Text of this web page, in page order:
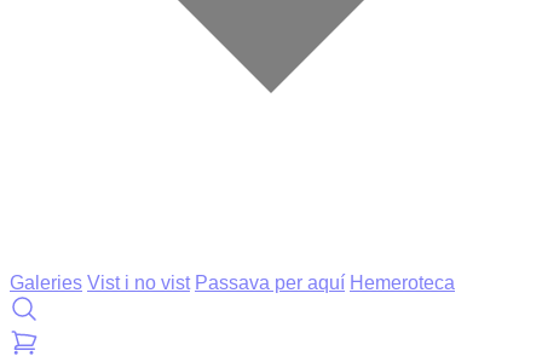
Galeries Vist i no vist Passava per aquí Hemeroteca